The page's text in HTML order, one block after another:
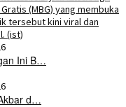
Ini B…
d…